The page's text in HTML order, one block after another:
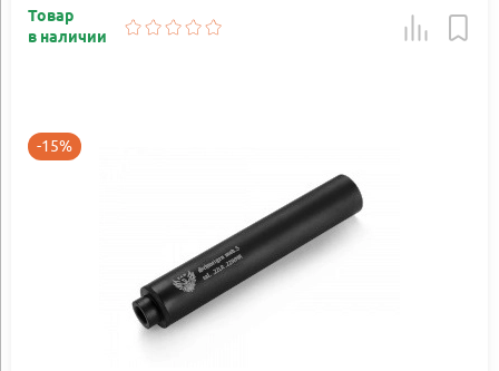
Товар
в наличии
-15%